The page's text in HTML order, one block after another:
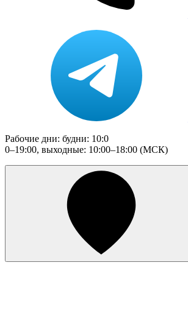
Рабочие дни: будни: 10:0
0–19:00, выходные: 10:00–18:00 (МСК)